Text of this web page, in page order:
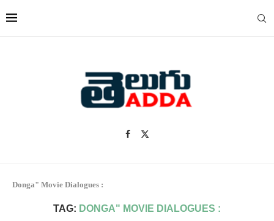
Donga" Movie Dialogues :
TAG: DONGA" MOVIE DIALOGUES :